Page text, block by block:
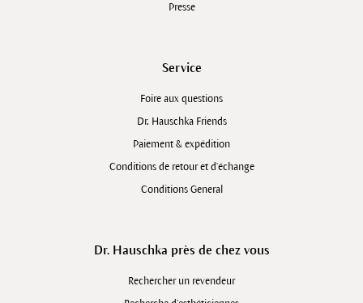
Presse
Service
Foire aux questions
Dr. Hauschka Friends
Paiement & expédition
Conditions de retour et d'échange
Conditions General
Dr. Hauschka près de chez vous
Rechercher un revendeur